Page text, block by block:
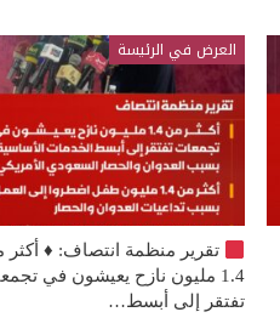
العرض في الرئيسة
تقرير منظمة انتصاف: ♦️
1.4 مليون نازح يعيشون في
تفتقر إلى أبسط…